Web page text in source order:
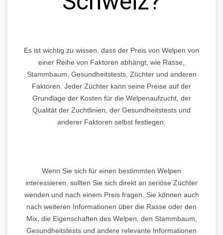
Es ist wichtig zu wissen, dass der Preis von Welpen von
einer Reihe von Faktoren abhängt, wie Rasse,
Stammbaum, Gesundheitstests, Züchter und anderen
Faktoren. Jeder Züchter kann seine Preise auf der
Grundlage der Kosten für die Welpenaufzucht, der
Qualität der Zuchtlinien, der Gesundheitstests und
anderer Faktoren selbst festlegen.
Wenn Sie sich für einen bestimmten Welpen
interessieren, sollten Sie sich direkt an seriöse Züchter
wenden und nach einem Preis fragen. Sie können auch
nach weiteren Informationen über die Rasse oder den
Mix, die Eigenschaften des Welpen, den Stammbaum,
Gesundheitstests und andere relevante Informationen